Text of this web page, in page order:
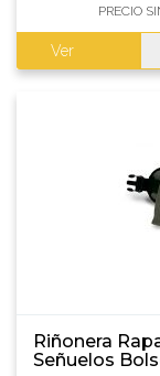
PRECIO
Ver
Riñonera
Señuelos